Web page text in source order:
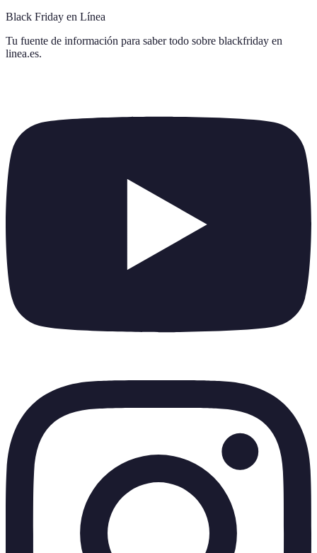
Black Friday en Línea
Tu fuente de información para saber todo sobre blackfriday en
linea.es.